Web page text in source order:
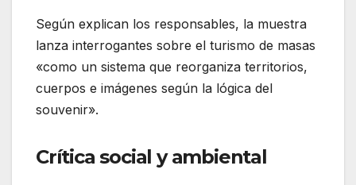
Según explican los responsables, la muestra
lanza interrogantes sobre el turismo de masas
«como un sistema que reorganiza territorios,
cuerpos e imágenes según la lógica del
souvenir».
Crítica social y ambiental